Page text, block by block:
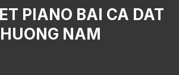
PIANO BAI CA DAT
NAM